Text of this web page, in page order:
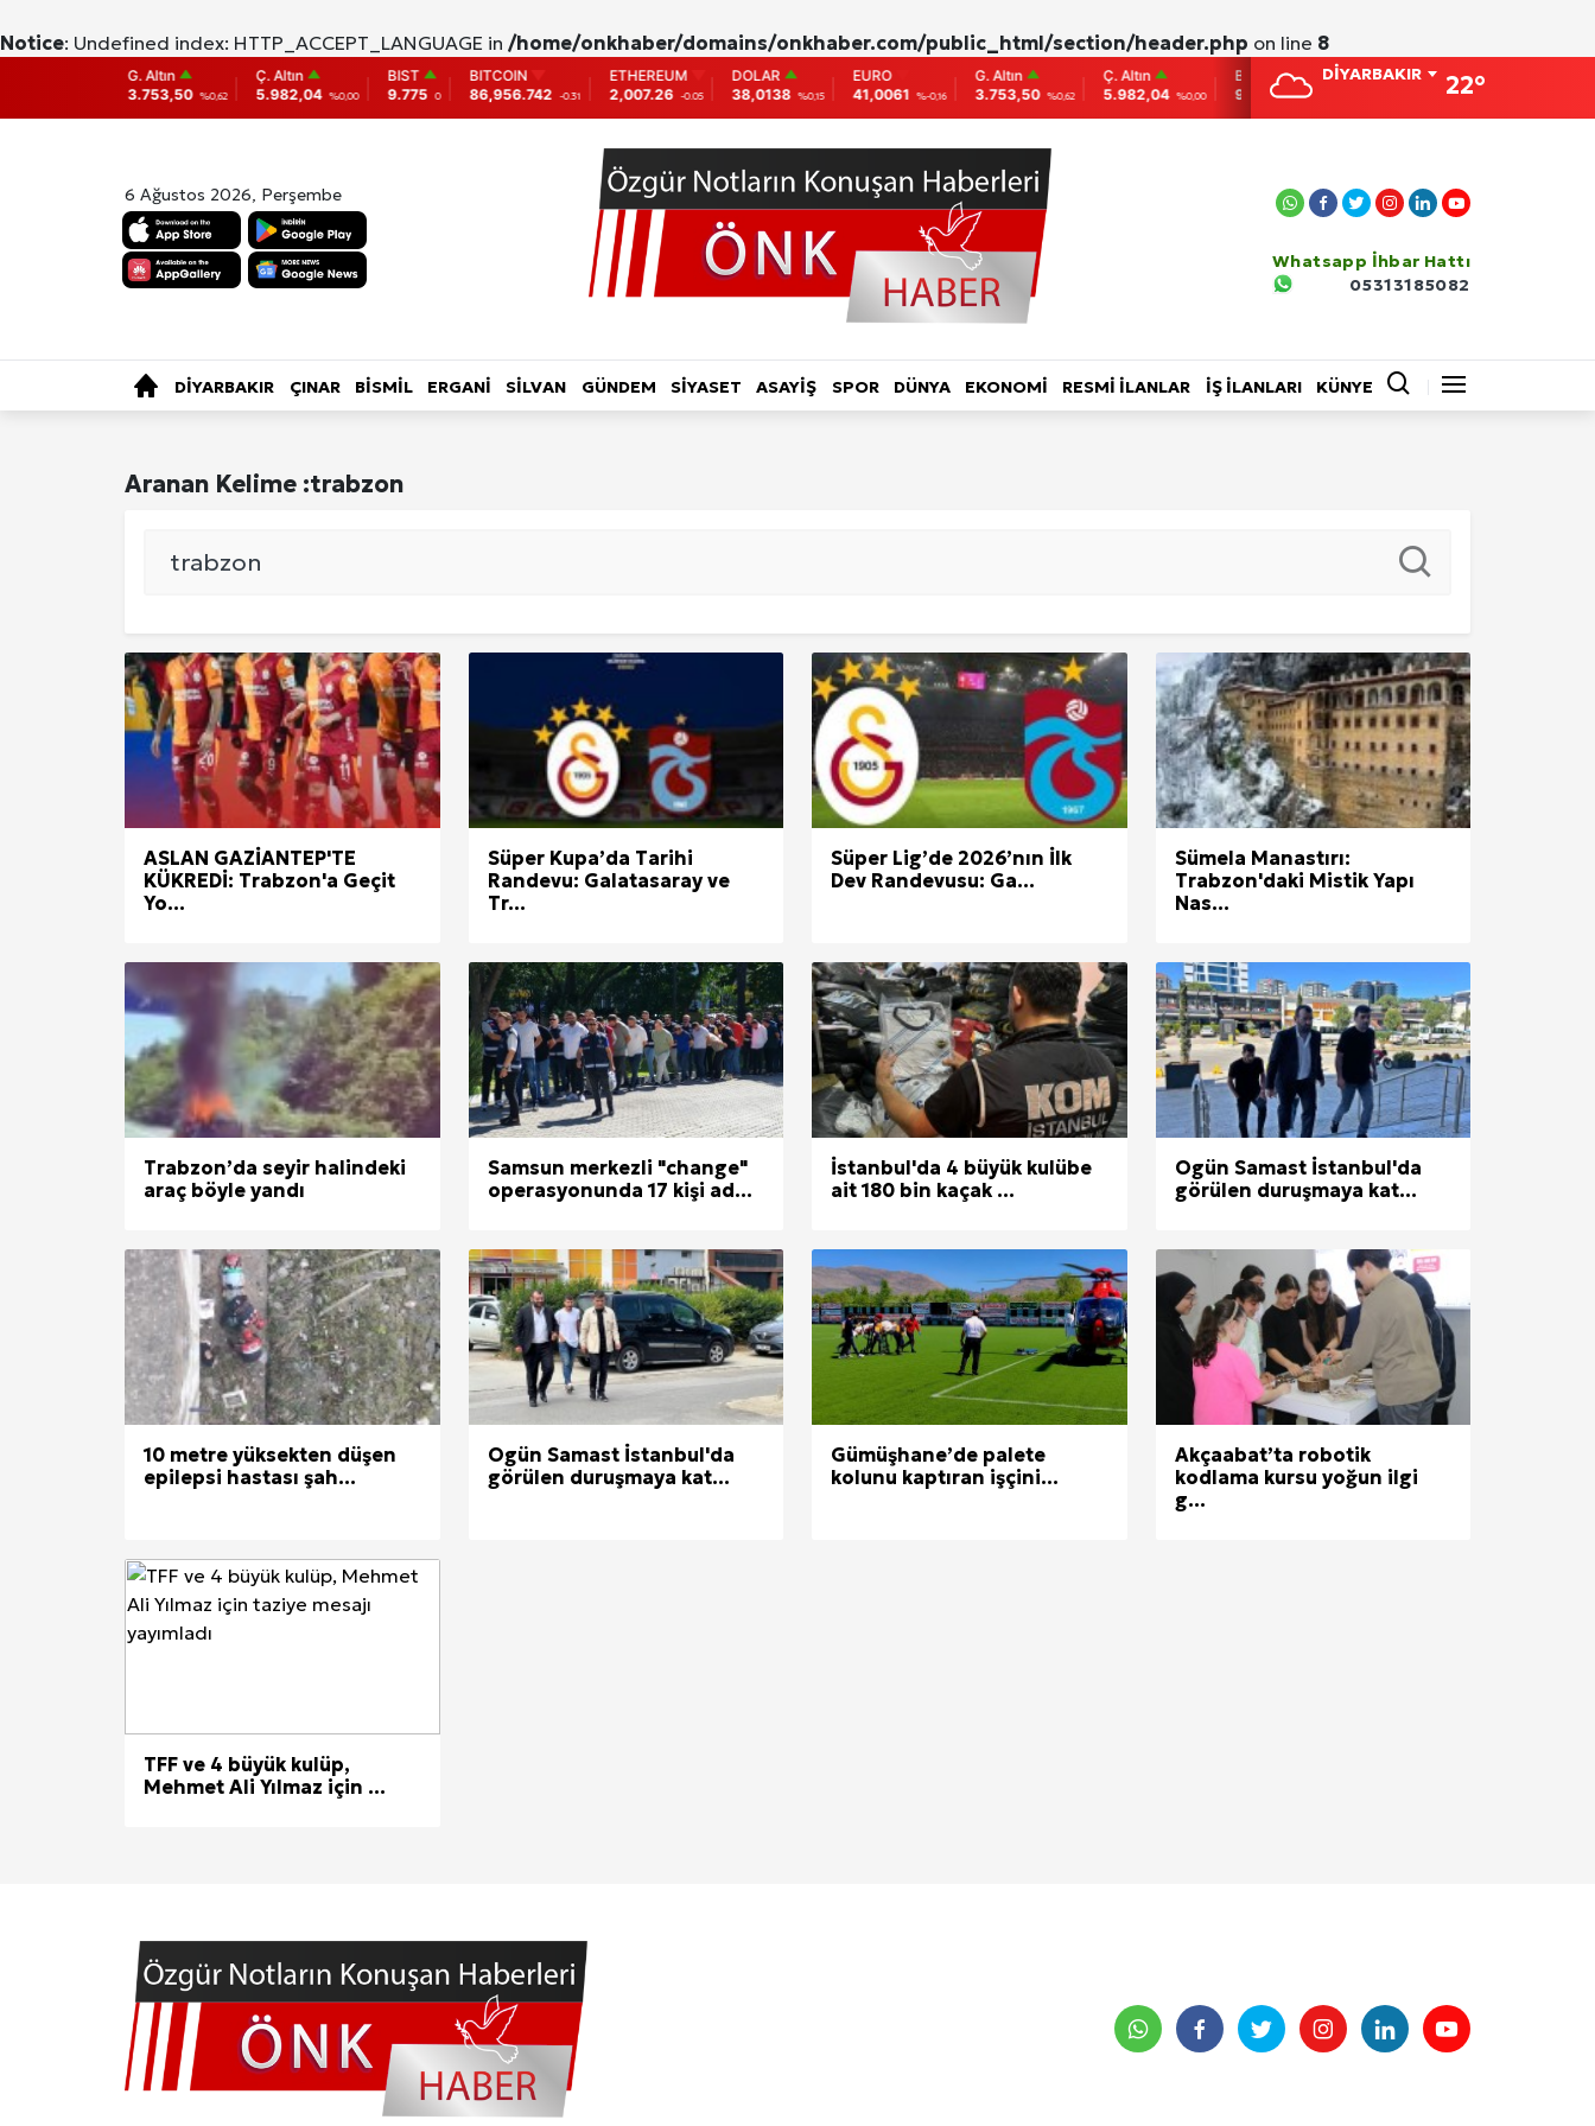
Notice: Undefined index: HTTP_ACCEPT_LANGUAGE in /home/onkhaber/domains/onkhaber.com/public_html/section/header.php on line 8
G. Altın
3.753,50 %0,62
Ç. Altın
5.982,04 %0,00
BIST
9.775
0
BITCOIN
86,956.742 -0.31
ETHEREUM
2,007.26 -0.05
DOLAR
38,0138 %0,15
EURO
41,0061 %-0,16
G. Altın
3.753,50 %0,62
Ç. Altın
5.982,04 %0,00
BIST
9.775
0
BITCOIN
86,956.742
ETHEREUM
2,007.26
DİYARBAKIR 22°
6 Ağustos 2026, Perşembe
Whatsapp İhbar Hattı
05313185082
DİYARBAKIR ÇINAR BİSMİL ERGANİ SİLVAN GÜNDEM SİYASET ASAYİŞ SPOR DÜNYA EKONOMİ RESMİ İLANLAR İŞ İLANLARI KÜNYE
Aranan Kelime :trabzon
ASLAN GAZİANTEP'TE
KÜKREDİ: Trabzon'a Geçit
Yo...
Süper Kupa’da Tarihi
Randevu: Galatasaray ve
Tr...
Süper Lig’de 2026’nın İlk
Dev Randevusu: Ga...
Sümela Manastırı:
Trabzon'daki Mistik Yapı
Nas...
Trabzon’da seyir halindeki
araç böyle yandı
Samsun merkezli "change"
operasyonunda 17 kişi ad...
İstanbul'da 4 büyük kulübe
ait 180 bin kaçak ...
Ogün Samast İstanbul'da
görülen duruşmaya kat...
10 metre yüksekten düşen
epilepsi hastası şah...
Ogün Samast İstanbul'da
görülen duruşmaya kat...
Gümüşhane’de palete
kolunu kaptıran işçini...
Akçaabat’ta robotik
kodlama kursu yoğun ilgi
g...
TFF ve 4 büyük kulüp,
Mehmet Ali Yılmaz için ...
Ankara Yurtlar Rehberi: Ankara Yurt Seçimi, Fiyatları ve İdeal Erkek Yurdu İmkânları
Site İçi (On-Page) SEO Hizmeti: Web Sitenizin Görünmeyen Gücü
Kuzu Fileto Seçimi ve Pişirme Önerileri: Yumuşak Dokuyu Korumak
Dar Tavanlı Alanlar İçin Oval Hava Kanalı Avantajları
Telefonlar Tarih Mi Oluyor: Ekranlara Veda Etmeye Gerçekten Hazır Mıyız?
Diyarbakır Haber ve Son Dakika Gelişmeleri: onkhaber.com ile Yerel Haberciliğin Gücü
TOPLUM-YAŞAM KADIN
TÜRKİYE
EKONOMİ Tümü
DÜNYA Tümü
SPOR Tümü
Yerel Haberler Künye Giriş Yap